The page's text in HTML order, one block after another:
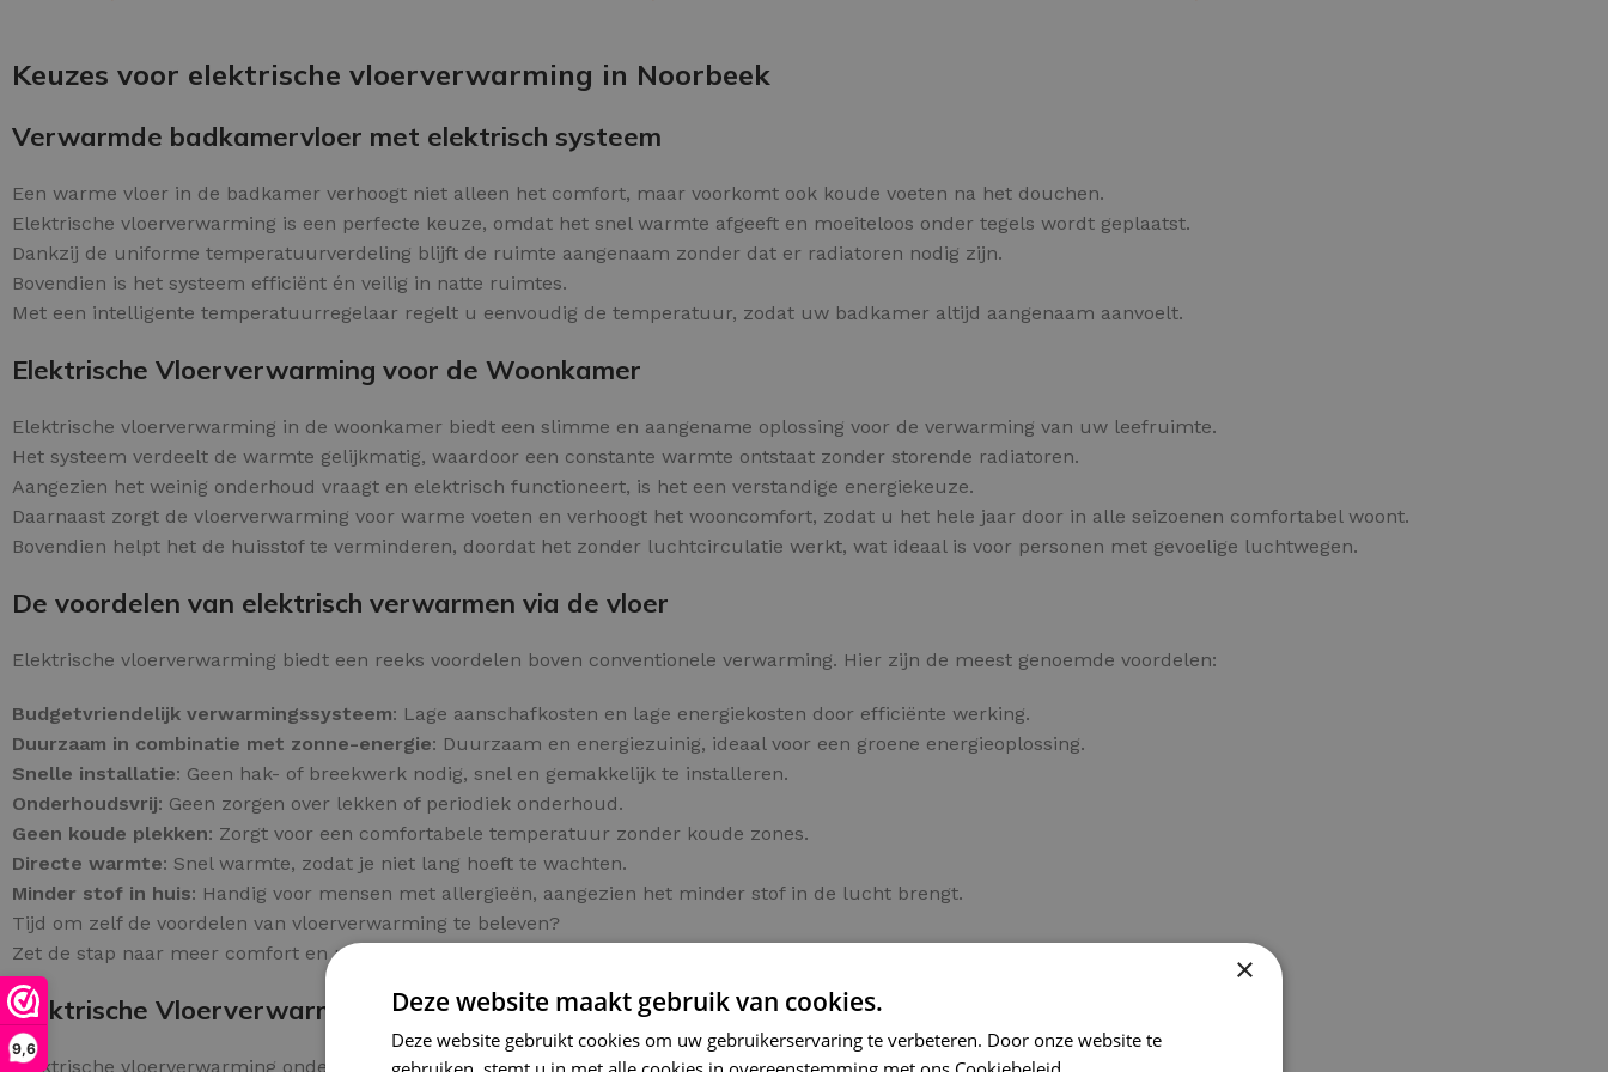
9,6
Gietvloer Epoxy
Keuzes voor elektrische vloerverwarming in Noorbeek
Verwarmde badkamervloer met elektrisch systeem
Een warme vloer in de badkamer verhoogt niet alleen het comfort, maar voorkomt ook koude voeten na het douchen.
Elektrische vloerverwarming is een perfecte keuze, omdat het snel warmte afgeeft en moeiteloos onder tegels wordt geplaatst.
Dankzij de uniforme temperatuurverdeling blijft de ruimte aangenaam zonder dat er radiatoren nodig zijn.
Bovendien is het systeem efficiënt én veilig in natte ruimtes.
Met een intelligente temperatuurregelaar regelt u eenvoudig de temperatuur, zodat uw badkamer altijd aangenaam aanvoelt.
Elektrische Vloerverwarming voor de Woonkamer
Elektrische vloerverwarming in de woonkamer biedt een slimme en aangename oplossing voor de verwarming van uw leefruimte.
Het systeem verdeelt de warmte gelijkmatig, waardoor een constante warmte ontstaat zonder storende radiatoren.
Aangezien het weinig onderhoud vraagt en elektrisch functioneert, is het een verstandige energiekeuze.
Daarnaast zorgt de vloerverwarming voor warme voeten en verhoogt het wooncomfort, zodat u het hele jaar door in alle seizoenen comfortabel woont.
Bovendien helpt het de huisstof te verminderen, doordat het zonder luchtcirculatie werkt, wat ideaal is voor personen met gevoelige luchtwegen.
De voordelen van elektrisch verwarmen via de vloer
Elektrische vloerverwarming biedt een reeks voordelen boven conventionele verwarming. Hier zijn de meest genoemde voordelen:
Budgetvriendelijk verwarmingssysteem: Lage aanschafkosten en lage energiekosten door efficiënte werking.
Duurzaam in combinatie met zonne-energie: Duurzaam en energiezuinig, ideaal voor een groene energieoplossing.
Snelle installatie: Geen hak- of breekwerk nodig, snel en gemakkelijk te installeren.
Onderhoudsvrij: Geen zorgen over lekken of periodiek onderhoud.
Geen koude plekken: Zorgt voor een comfortabele temperatuur zonder koude zones.
Directe warmte: Snel warmte, zodat je niet lang hoeft te wachten.
Minder stof in huis: Handig voor mensen met allergieën, aangezien het minder stof in de lucht brengt.
Tijd om zelf de voordelen van vloerverwarming te beleven?
Zet de stap naar meer comfort en plaats vandaag nog uw bestelling.
Elektrische Vloerverwarming Onder Tegels
Elektrische vloerverwarming onder tegels biedt een zuinige en prettige verwarming voor elke tegelvloer.
×
Deze website maakt gebruik van cookies.
Deze website gebruikt cookies om uw gebruikerservaring te verbeteren. Door onze website te